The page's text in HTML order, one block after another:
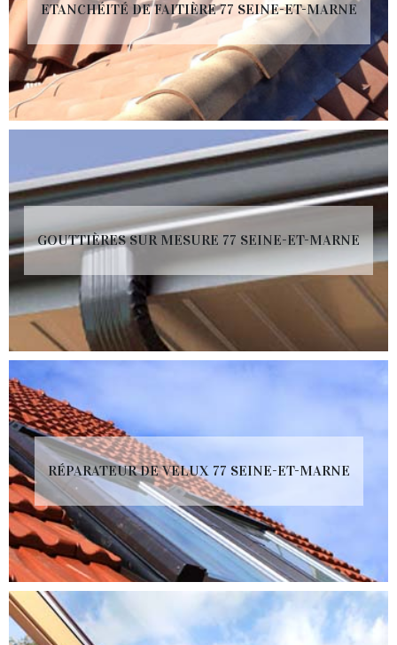
ETANCHÉITÉ DE FAITIÈRE 77 SEINE-ET-MARNE
GOUTTIÈRES SUR MESURE 77 SEINE-ET-MARNE
RÉPARATEUR DE VELUX 77 SEINE-ET-MARNE